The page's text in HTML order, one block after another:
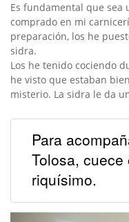
Es fundamental que sea
comprado en mi
preparación, los he
sidra.
Los he tenido cociendo
he visto que estaban
misterio. La sidra le da
Para
Tolosa,
riquísimo.